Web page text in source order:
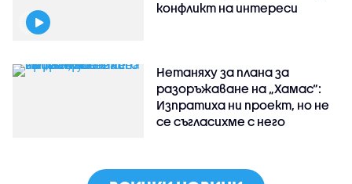
конфликт на интереси
Нетаняху за плана за
разоръжаване на „Хамас“:
Изпратиха ни проект, но не
се съгласихме с него